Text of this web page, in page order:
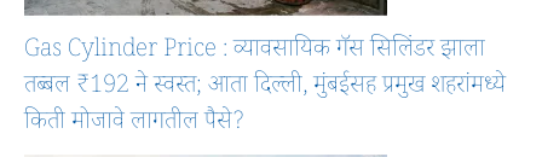
Gas Cylinder Price : व्यावसायिक गॅस सिलिंडर झाला
तब्बल ₹192 ने स्वस्त; आता दिल्ली, मुंबईसह प्रमुख शहरांमध्ये
किती मोजावे लागतील पैसे?